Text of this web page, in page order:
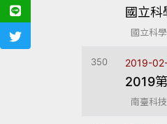
國立科
國立科
350 2019-
2019
南臺科